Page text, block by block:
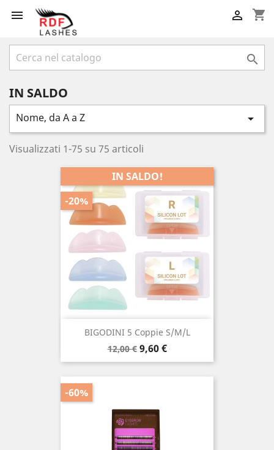
 shopping_cart


IN SALDO
Nome, da A a Z 
Visualizzati 1-75 su 75 articoli
BIGODINI 5 Coppie S/M/L
Prezzo
base
12,00 € Prezzo
9,60 €
IN SALDO!
-20%
-60%